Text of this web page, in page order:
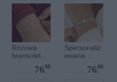
Różowa
bransoletka
dla dzieci -
76,
00
Spersonaliz
owana
bransoletka
sznurkowa -
76,
00